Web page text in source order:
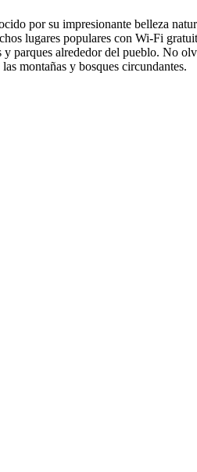
por su impresionante belleza
lugares populares con Wi-Fi
parques alrededor del pueblo. No
montañas y bosques circundantes.